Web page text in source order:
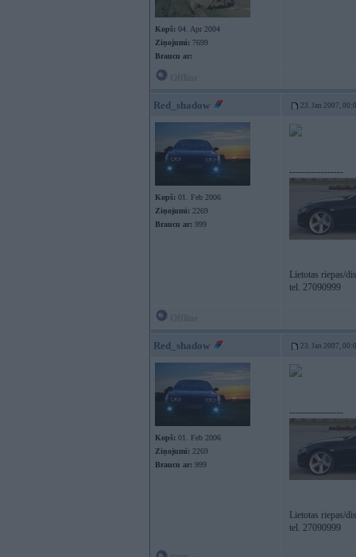
Kopš: 04. Apr 2004
Ziņojumi: 7699
Braucu ar:
Red_shadow 23. Jan 2007,
Kopš: 01. Feb 2006
Ziņojumi: 2269
Braucu ar: 999
-----------------
Lietotas riepas/
tel. 27090999
Red_shadow 23. Jan 2007,
Kopš: 01. Feb 2006
Ziņojumi: 2269
Braucu ar: 999
-----------------
Lietotas riepas/
tel. 27090999